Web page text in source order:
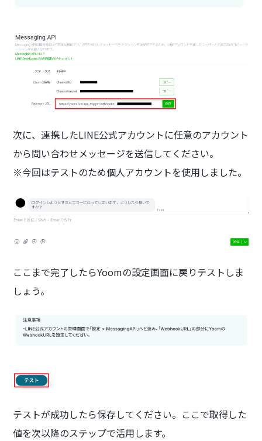
次に、連携したLINE公式アカウントに任意のアカウント
から問い合わせメッセージを送信してください。
※今回はテストのため個人アカウントを使用しました。
ここまで完了したらYoomの設定画面に戻りテストしま
しょう。
テストが成功したら保存してください。ここで取得した
値を次以降のステップで活用します。